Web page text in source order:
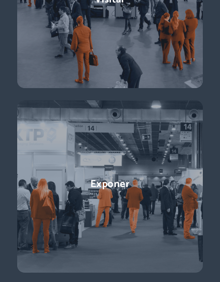
Exponer
referente para conocer a los decisores de compras:
directores de logística, directores de compras, responsables
de e-commerce … + de 11.000 profesionales para impulsar tu
Descubre más
Conferencias
¡Ponentes líderes, presentaciones centradas en temas de
actualidad y perspectivas sobre el futuro del sector que
están a la vuelta de la esquina!
Descubre más